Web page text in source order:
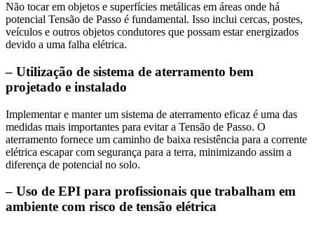
Não tocar em objetos e superfícies metálicas em áreas onde há
potencial Tensão de Passo é fundamental. Isso inclui cercas, postes,
veículos e outros objetos condutores que possam estar energizados
devido a uma falha elétrica.
– Utilização de sistema de aterramento bem
projetado e instalado
Implementar e manter um sistema de aterramento eficaz é uma das
medidas mais importantes para evitar a Tensão de Passo. O
aterramento fornece um caminho de baixa resistência para a corrente
elétrica escapar com segurança para a terra, minimizando assim a
diferença de potencial no solo.
– Uso de EPI para profissionais que trabalham em
ambiente com risco de tensão elétrica